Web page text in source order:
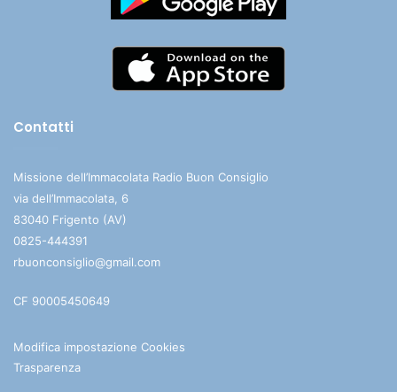
Contatti
Missione dell’Immacolata Radio Buon Consiglio
via dell’Immacolata, 6
83040 Frigento (AV)
0825-444391
rbuonconsiglio@gmail.com
CF 90005450649
Modifica impostazione Cookies
Trasparenza